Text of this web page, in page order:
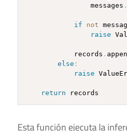
                messages
.
if not
raise
            records
.
else :
raise
return
Esta función ejecuta la